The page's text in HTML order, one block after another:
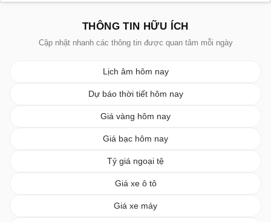
THÔNG TIN HỮU ÍCH
Cập nhật nhanh các thông tin được quan tâm mỗi ngày
Lịch âm hôm nay
Dự báo thời tiết hôm nay
Giá vàng hôm nay
Giá bạc hôm nay
Tỷ giá ngoại tệ
Giá xe ô tô
Giá xe máy